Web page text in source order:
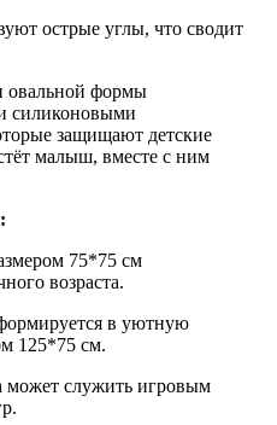
острые углы, что сводит
овальной формы
силиконовыми
защищают детские
малыш, вместе с ним
75*75 см
возраста.
в уютную
125*75 см.
может служить игровым